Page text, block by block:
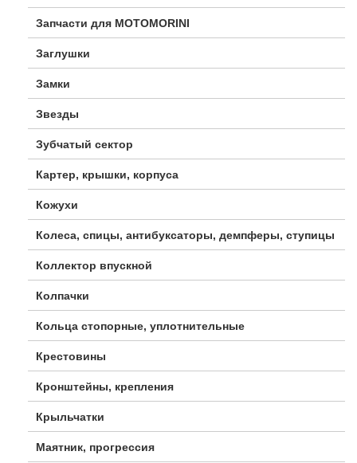
Запчасти для MOTOMORINI
Заглушки
Замки
Звезды
Зубчатый сектор
Картер, крышки, корпуса
Кожухи
Колеса, спицы, антибуксаторы, демпферы, ступицы
Коллектор впускной
Колпачки
Кольца стопорные, уплотнительные
Крестовины
Кронштейны, крепления
Крыльчатки
Маятник, прогрессия